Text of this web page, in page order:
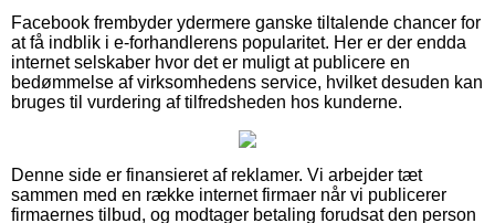
Facebook frembyder ydermere ganske tiltalende chancer for
at få indblik i e-forhandlerens popularitet. Her er der endda
internet selskaber hvor det er muligt at publicere en
bedømmelse af virksomhedens service, hvilket desuden kan
bruges til vurdering af tilfredsheden hos kunderne.
Denne side er finansieret af reklamer. Vi arbejder tæt
sammen med en række internet firmaer når vi publicerer
firmaernes tilbud, og modtager betaling forudsat den person